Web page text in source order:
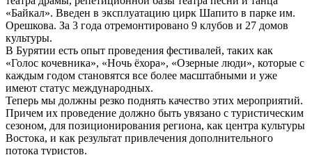
«Байкал». Введен в эксплуатацию цирк Шапито в парке им.
Орешкова. За 3 года отремонтировано 9 клубов и 27 домов
культуры.
В Бурятии есть опыт проведения фестивалей, таких как
«Голос кочевника», «Ночь ёхора», «Озерные люди», которые с
каждым годом становятся все более масштабными и уже
имеют статус международных.
Теперь мы должны резко поднять качество этих мероприятий.
Причем их проведение должно быть увязано с туристическим
сезоном, для позиционирования региона, как центра культуры
Востока, и как результат привлечения дополнительного
потока туристов.